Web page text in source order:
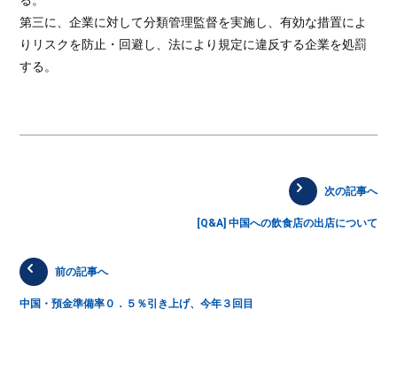
第三に、企業に対して分類管理監督を実施し、有効な措置によ
りリスクを防止・回避し、法により規定に違反する企業を処罰
する。
次の記事へ
[Q&A] 中国への飲食店の出店について
前の記事へ
中国・預金準備率０．５％引き上げ、今年３回目